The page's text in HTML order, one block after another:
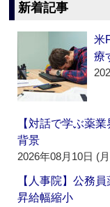
新着記事
米
療
【対話で学ぶ薬
背景
2026年08月10日 (
【人事院】公務
昇給幅縮小